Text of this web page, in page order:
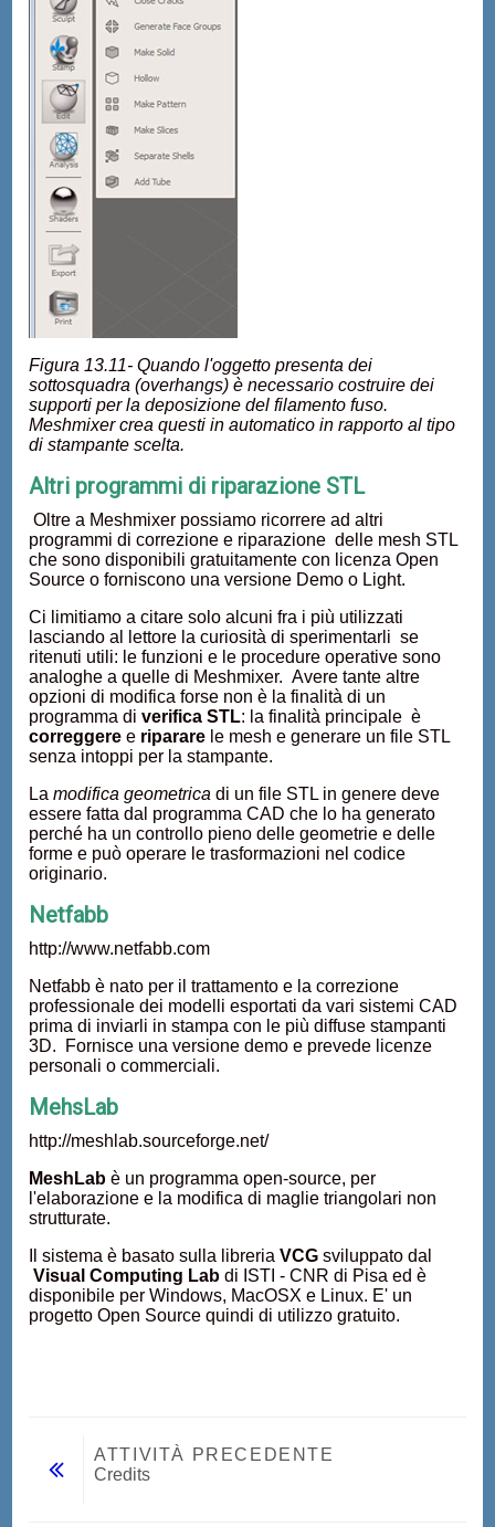
Figura 13.11- Quando l'oggetto presenta dei
sottosquadra (overhangs) è necessario costruire dei
supporti per la deposizione del filamento fuso.
Meshmixer crea questi in automatico in rapporto al tipo
di stampante scelta.
Altri programmi di riparazione STL
Oltre a Meshmixer possiamo ricorrere ad altri
programmi di correzione e riparazione delle mesh STL
che sono disponibili gratuitamente con licenza Open
Source o forniscono una versione Demo o Light.
Ci limitiamo a citare solo alcuni fra i più utilizzati
lasciando al lettore la curiosità di sperimentarli se
ritenuti utili: le funzioni e le procedure operative sono
analoghe a quelle di Meshmixer. Avere tante altre
opzioni di modifica forse non è la finalità di un
programma diverifica STL: la finalità principale è
correggere e riparare le mesh e generare un file STL
senza intoppi per la stampante.
Lamodifica geometrica di un file STL in genere deve
essere fatta dal programma CAD che lo ha generato
perché ha un controllo pieno delle geometrie e delle
forme e può operare le trasformazioni nel codice
originario.
Netfabb
http://www.netfabb.com
Netfabb è nato per il trattamento e la correzione
professionale dei modelli esportati da vari sistemi CAD
prima di inviarli in stampa con le più diffuse stampanti
3D. Fornisce una versione demo e prevede licenze
personali o commerciali.
MehsLab
http://meshlab.sourceforge.net/
MeshLab è un programma open-source, per
l'elaborazione e la modifica di maglie triangolari non
strutturate.
Il sistema è basato sulla libreriaVCG sviluppato dal
Visual Computing Lab di ISTI - CNR di Pisa ed è
disponibile per Windows, MacOSX e Linux. E' un
progetto Open Source quindi di utilizzo gratuito.
ATTIVITÀ PRECEDENTE
Credits